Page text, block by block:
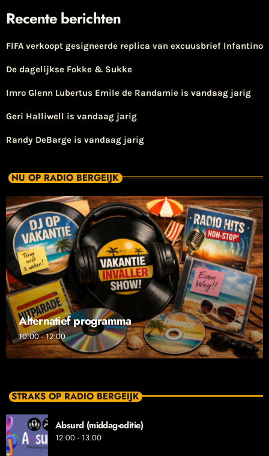
Recente berichten
FIFA verkoopt gesigneerde replica van excuusbrief Infantino
De dagelijkse Fokke & Sukke
Imro Glenn Lubertus Emile de Randamie is vandaag jarig
Geri Halliwell is vandaag jarig
Randy DeBarge is vandaag jarig
NU OP RADIO BERGEIJK
Alternatief programma
10:00 - 12:00
STRAKS OP RADIO BERGEIJK
Absurd (middag-editie)
12:00 - 13:00